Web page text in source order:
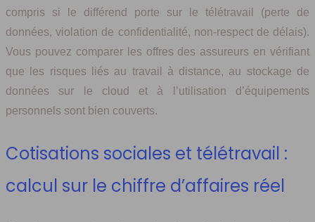
compris si le différend porte sur le télétravail (perte de
données, violation de confidentialité, non-respect de délais).
Vous pouvez comparer les offres des assureurs en vérifiant
que les risques liés au travail à distance, au stockage de
données sur le cloud et à l’utilisation d’équipements
personnels sont bien couverts.
Cotisations sociales et télétravail :
calcul sur le chiffre d’affaires réel